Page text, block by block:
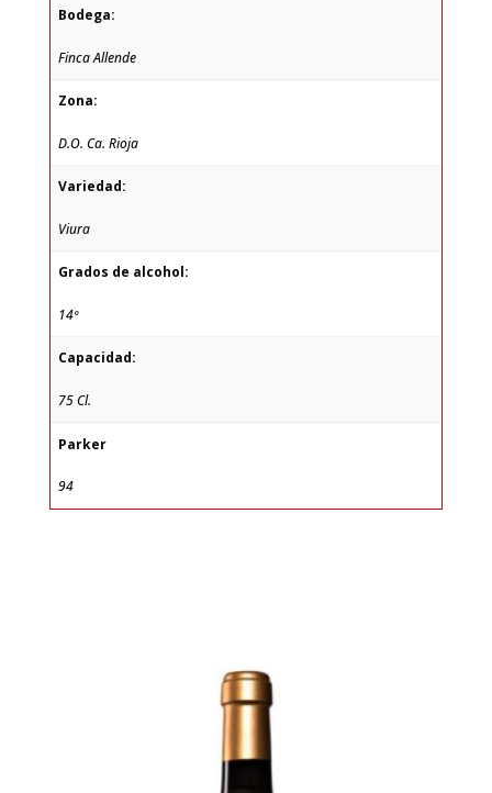
Bodega:
Finca Allende
Zona:
D.O. Ca. Rioja
Variedad:
Viura
Grados de alcohol:
14º
Capacidad:
75 Cl.
Parker
94